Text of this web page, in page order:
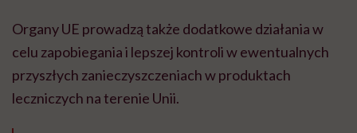
Organy UE prowadzą także dodatkowe działania w
celu zapobiegania i lepszej kontroli w ewentualnych
przyszłych zanieczyszczeniach w produktach
leczniczych na terenie Unii.